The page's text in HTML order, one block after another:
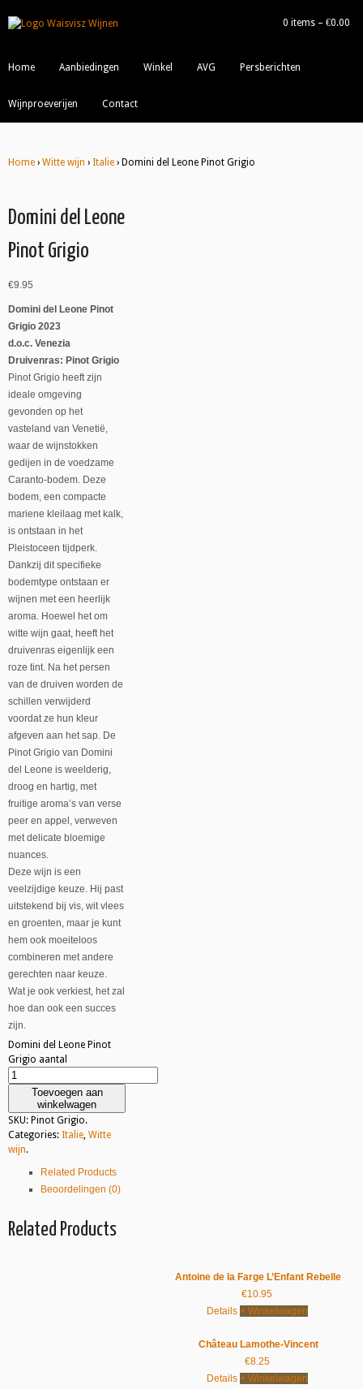
0 items – €0.00
Home Aanbiedingen Winkel AVG Persberichten
Wijnproeverijen Contact
Home › Witte wijn › Italie › Domini del Leone Pinot Grigio
Domini del Leone
Pinot Grigio
€9.95
Domini del Leone Pinot
Grigio 2023
d.o.c. Venezia
Druivenras: Pinot Grigio
Pinot Grigio heeft zijn
ideale omgeving
gevonden op het
vasteland van Venetië,
waar de wijnstokken
gedijen in de voedzame
Caranto-bodem. Deze
bodem, een compacte
mariene kleilaag met kalk,
is ontstaan in het
Pleistoceen tijdperk.
Dankzij dit specifieke
bodemtype ontstaan er
wijnen met een heerlijk
aroma. Hoewel het om
witte wijn gaat, heeft het
druivenras eigenlijk een
roze tint. Na het persen
van de druiven worden de
schillen verwijderd
voordat ze hun kleur
afgeven aan het sap. De
Pinot Grigio van Domini
del Leone is weelderig,
droog en hartig, met
fruitige aroma’s van verse
peer en appel, verweven
met delicate bloemige
nuances.
Deze wijn is een
veelzijdige keuze. Hij past
uitstekend bij vis, wit vlees
en groenten, maar je kunt
hem ook moeiteloos
combineren met andere
gerechten naar keuze.
Wat je ook verkiest, het zal
hoe dan ook een succes
zijn.
Domini del Leone Pinot
Grigio aantal
Toevoegen aan
winkelwagen
SKU: Pinot Grigio.
Categories: Italie, Witte
wijn.
Related Products
Beoordelingen (0)
Related Products
Antoine de la Farge L’Enfant Rebelle
€10.95
Details + Winkelwagen
Château Lamothe-Vincent
€8.25
Details + Winkelwagen